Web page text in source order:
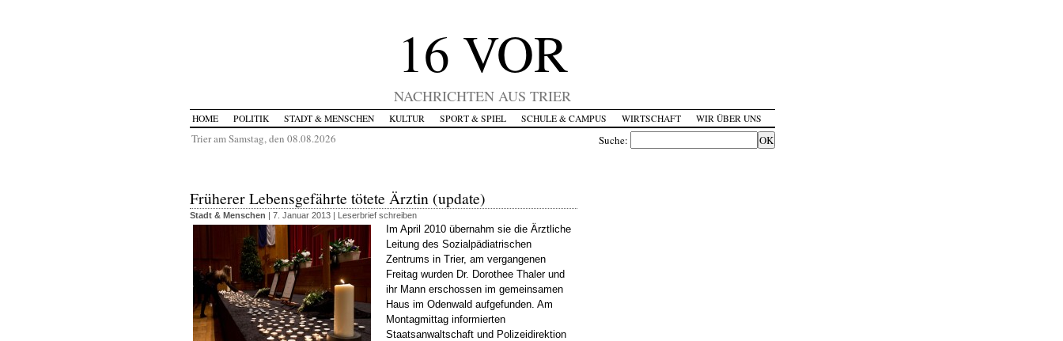
16 VOR
NACHRICHTEN AUS TRIER
HOME POLITIK STADT & MENSCHEN KULTUR SPORT & SPIEL SCHULE & CAMPUS WIRTSCHAFT WIR ÜBER UNS
Trier am Samstag, den 08.08.2026 Suche:
Früherer Lebensgefährte tötete Ärztin (update)
Stadt & Menschen | 7. Januar 2013 | Leserbrief schreiben
Im April 2010 übernahm sie die Ärztliche
Leitung des Sozialpädiatrischen
Zentrums in Trier, am vergangenen
Freitag wurden Dr. Dorothee Thaler und
ihr Mann erschossen im gemeinsamen
Haus im Odenwald aufgefunden. Am
Montagmittag informierten
Staatsanwaltschaft und Polizeidirektion